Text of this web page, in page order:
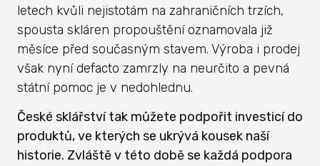
letech kvůli nejistotám na zahraničních trzích,
spousta skláren propouštění oznamovala již
měsíce před současným stavem. Výroba i prodej
však nyní defacto zamrzly na neurčito a pevná
státní pomoc je v nedohlednu.
České sklářství tak můžete podpořit investicí do
produktů, ve kterých se ukrývá kousek naší
historie. Zvláště v této době se každá podpora